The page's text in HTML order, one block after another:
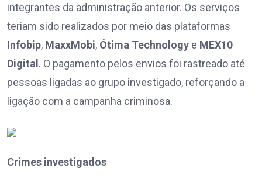
integrantes da administração anterior. Os serviços
teriam sido realizados por meio das plataformas
Infobip, MaxxMobi, Ótima Technology e MEX10
Digital. O pagamento pelos envios foi rastreado até
pessoas ligadas ao grupo investigado, reforçando a
ligação com a campanha criminosa.
Crimes investigados